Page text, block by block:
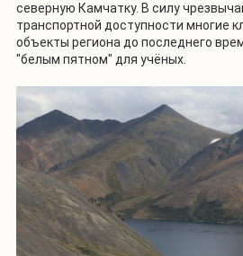
северную Камчатку. В силу
транспортной доступности многие
объекты региона до последнего
"белым пятном" для учёных.